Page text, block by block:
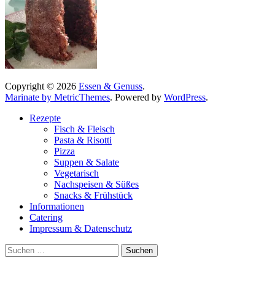
Copyright © 2026 Essen & Genuss.
Marinate by MetricThemes. Powered by WordPress.
Rezepte
Fisch & Fleisch
Pasta & Risotti
Pizza
Suppen & Salate
Vegetarisch
Nachspeisen & Süßes
Snacks & Frühstück
Informationen
Catering
Impressum & Datenschutz
Suche
nach: